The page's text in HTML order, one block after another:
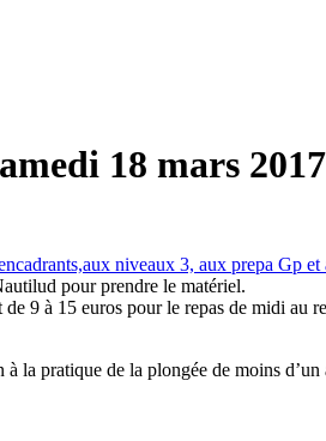
18 mars 2017
niveaux 3, aux prepa Gp
pour prendre le matériel.
9 à 15 euros pour le repas de midi au
la pratique de la plongée de moins